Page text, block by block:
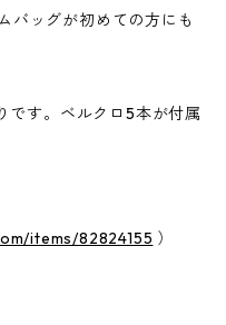
バッグが初めての方にも
です。ベルクロ5本が付属
items/82824155 ）